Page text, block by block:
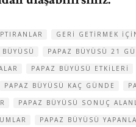
GERI GETIRMEK
PAPAZ BÜYÜSÜ 21
PAPAZ BÜYÜSÜ ETKILERI
PAPAZ BÜYÜSÜ KAÇ GÜNDE
PAPAZ BÜYÜSÜ SONUÇ
PAPAZ BÜYÜSÜ